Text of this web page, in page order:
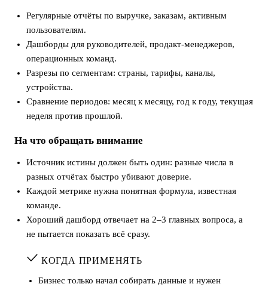
Регулярные отчёты по выручке, заказам, активным
пользователям.
Дашборды для руководителей, продакт-менеджеров,
операционных команд.
Разрезы по сегментам: страны, тарифы, каналы,
устройства.
Сравнение периодов: месяц к месяцу, год к году, текущая
неделя против прошлой.
На что обращать внимание
Источник истины должен быть один: разные числа в
разных отчётах быстро убивают доверие.
Каждой метрике нужна понятная формула, известная
команде.
Хороший дашборд отвечает на 2–3 главных вопроса, а
не пытается показать всё сразу.
КОГДА ПРИМЕНЯТЬ
Бизнес только начал собирать данные и нужен